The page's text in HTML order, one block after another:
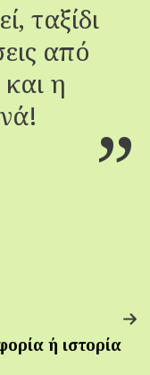
ταξίδι
από
και η
ή ιστορία